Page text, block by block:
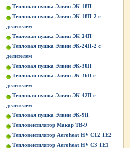
Тепловая пушка Элвин ЭК-18П
Тепловая пушка Элвин ЭК-18П-2 с
делителем
Тепловая пушка Элвин ЭК-24П
Тепловая пушка Элвин ЭК-24П-2 с
делителем
Тепловая пушка Элвин ЭК-30П
Тепловая пушка Элвин ЭК-36П с
делителем
Тепловая пушка Элвин ЭК-42П с
делителем
Тепловая пушка Элвин ЭК-9П
Тепловентилятор Макар ТВ-9
Тепловентилятор Aeroheat HV C12 TE2
Тепловентилятор Aeroheat HV C3 TE1